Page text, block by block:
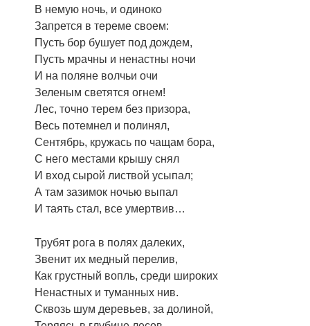
В немую ночь, и одиноко
Запрется в тереме своем:
Пусть бор бушует под дождем,
Пусть мрачны и ненастны ночи
И на поляне волчьи очи
Зеленым светятся огнем!
Лес, точно терем без призора,
Весь потемнел и полинял,
Сентябрь, кружась по чащам бора,
С него местами крышу снял
И вход сырой листвой усыпал;
А там зазимок ночью выпал
И таять стал, все умертвив…
Трубят рога в полях далеких,
Звенит их медный перелив,
Как грустный вопль, среди широких
Ненастных и туманных нив.
Сквозь шум деревьев, за долиной,